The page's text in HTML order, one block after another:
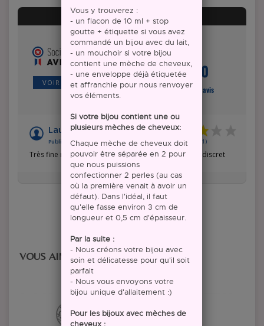
AVIS À PROPOS DU PRODUIT
VOIR L'ATTESTATION 6/10
Basé sur 1 avis
Laurine B.
Publié le 31/12/2021 à 06:34(Date de commande : 05/09/2021)
Très fine mèche utilisé , malgré cela le rendue reste discret
VOUS AIMERIEZ PEUT-ÊTRE
Vous y trouverez :
- un flacon de 10 ml + stop
goutte + étiquette si vous avez
commandé un bijou avec du lait,
- un mouchoir si votre bijou
contient une mèche de cheveux,
- une enveloppe déjà étiquetée
et affranchie pour nous renvoyer
vos éléments.
Si votre bijou contient une ou
plusieurs mèches de cheveux:
Chaque mèche de cheveux doit
pouvoir être séparée en 2 pour
que nous puissions
confectionner 2 perles (au cas
où la première venait à avoir un
défaut). Dans l'idéal, il faut
qu'elle fasse environ 3 cm de
longueur et 0,5 cm d'épaisseur.
Par la suite :
- Nous créons votre bijou avec
soin et délicatesse pour qu'il soit
parfait
- Nous vous envoyons votre
bijou unique d'allaitement :)
Pour les bijoux avec mèches de
cheveux :